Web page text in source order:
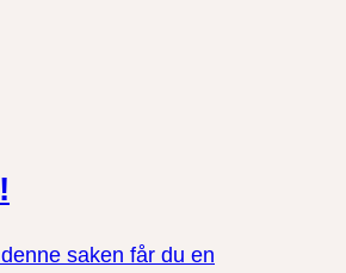
saken får du en